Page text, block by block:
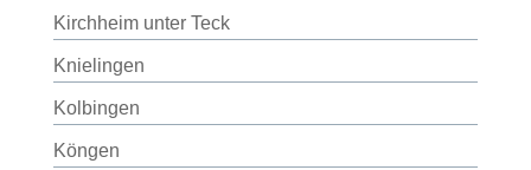
Kirchheim unter Teck
Knielingen
Kolbingen
Köngen